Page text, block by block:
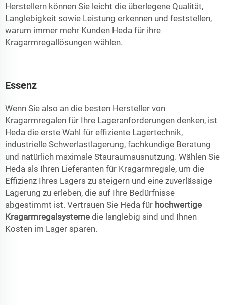
Herstellern können Sie leicht die überlegene Qualität,
Langlebigkeit sowie Leistung erkennen und feststellen,
warum immer mehr Kunden Heda für ihre
Kragarmregallösungen wählen.
Essenz
Wenn Sie also an die besten Hersteller von
Kragarmregalen für Ihre Lageranforderungen denken, ist
Heda die erste Wahl für effiziente Lagertechnik,
industrielle Schwerlastlagerung, fachkundige Beratung
und natürlich maximale Stauraumausnutzung. Wählen Sie
Heda als Ihren Lieferanten für Kragarmregale, um die
Effizienz Ihres Lagers zu steigern und eine zuverlässige
Lagerung zu erleben, die auf Ihre Bedürfnisse
abgestimmt ist. Vertrauen Sie Heda für hochwertige
Kragarmregalsysteme die langlebig sind und Ihnen
Kosten im Lager sparen.